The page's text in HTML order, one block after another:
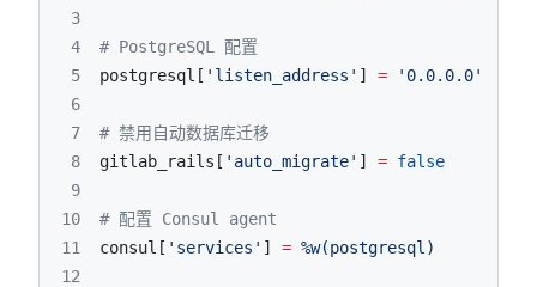
3
4
# PostgreSQL 配置
5
postgresql [ 'listen_address' ] =
'0.0.0.0'
6
7
# 禁用自动数据库迁移
8
gitlab_rails [ 'auto_migrate' ] = false
9
10
# 配置 Consul agent
11
consul [ 'services' ] = %w(postgresql)
12